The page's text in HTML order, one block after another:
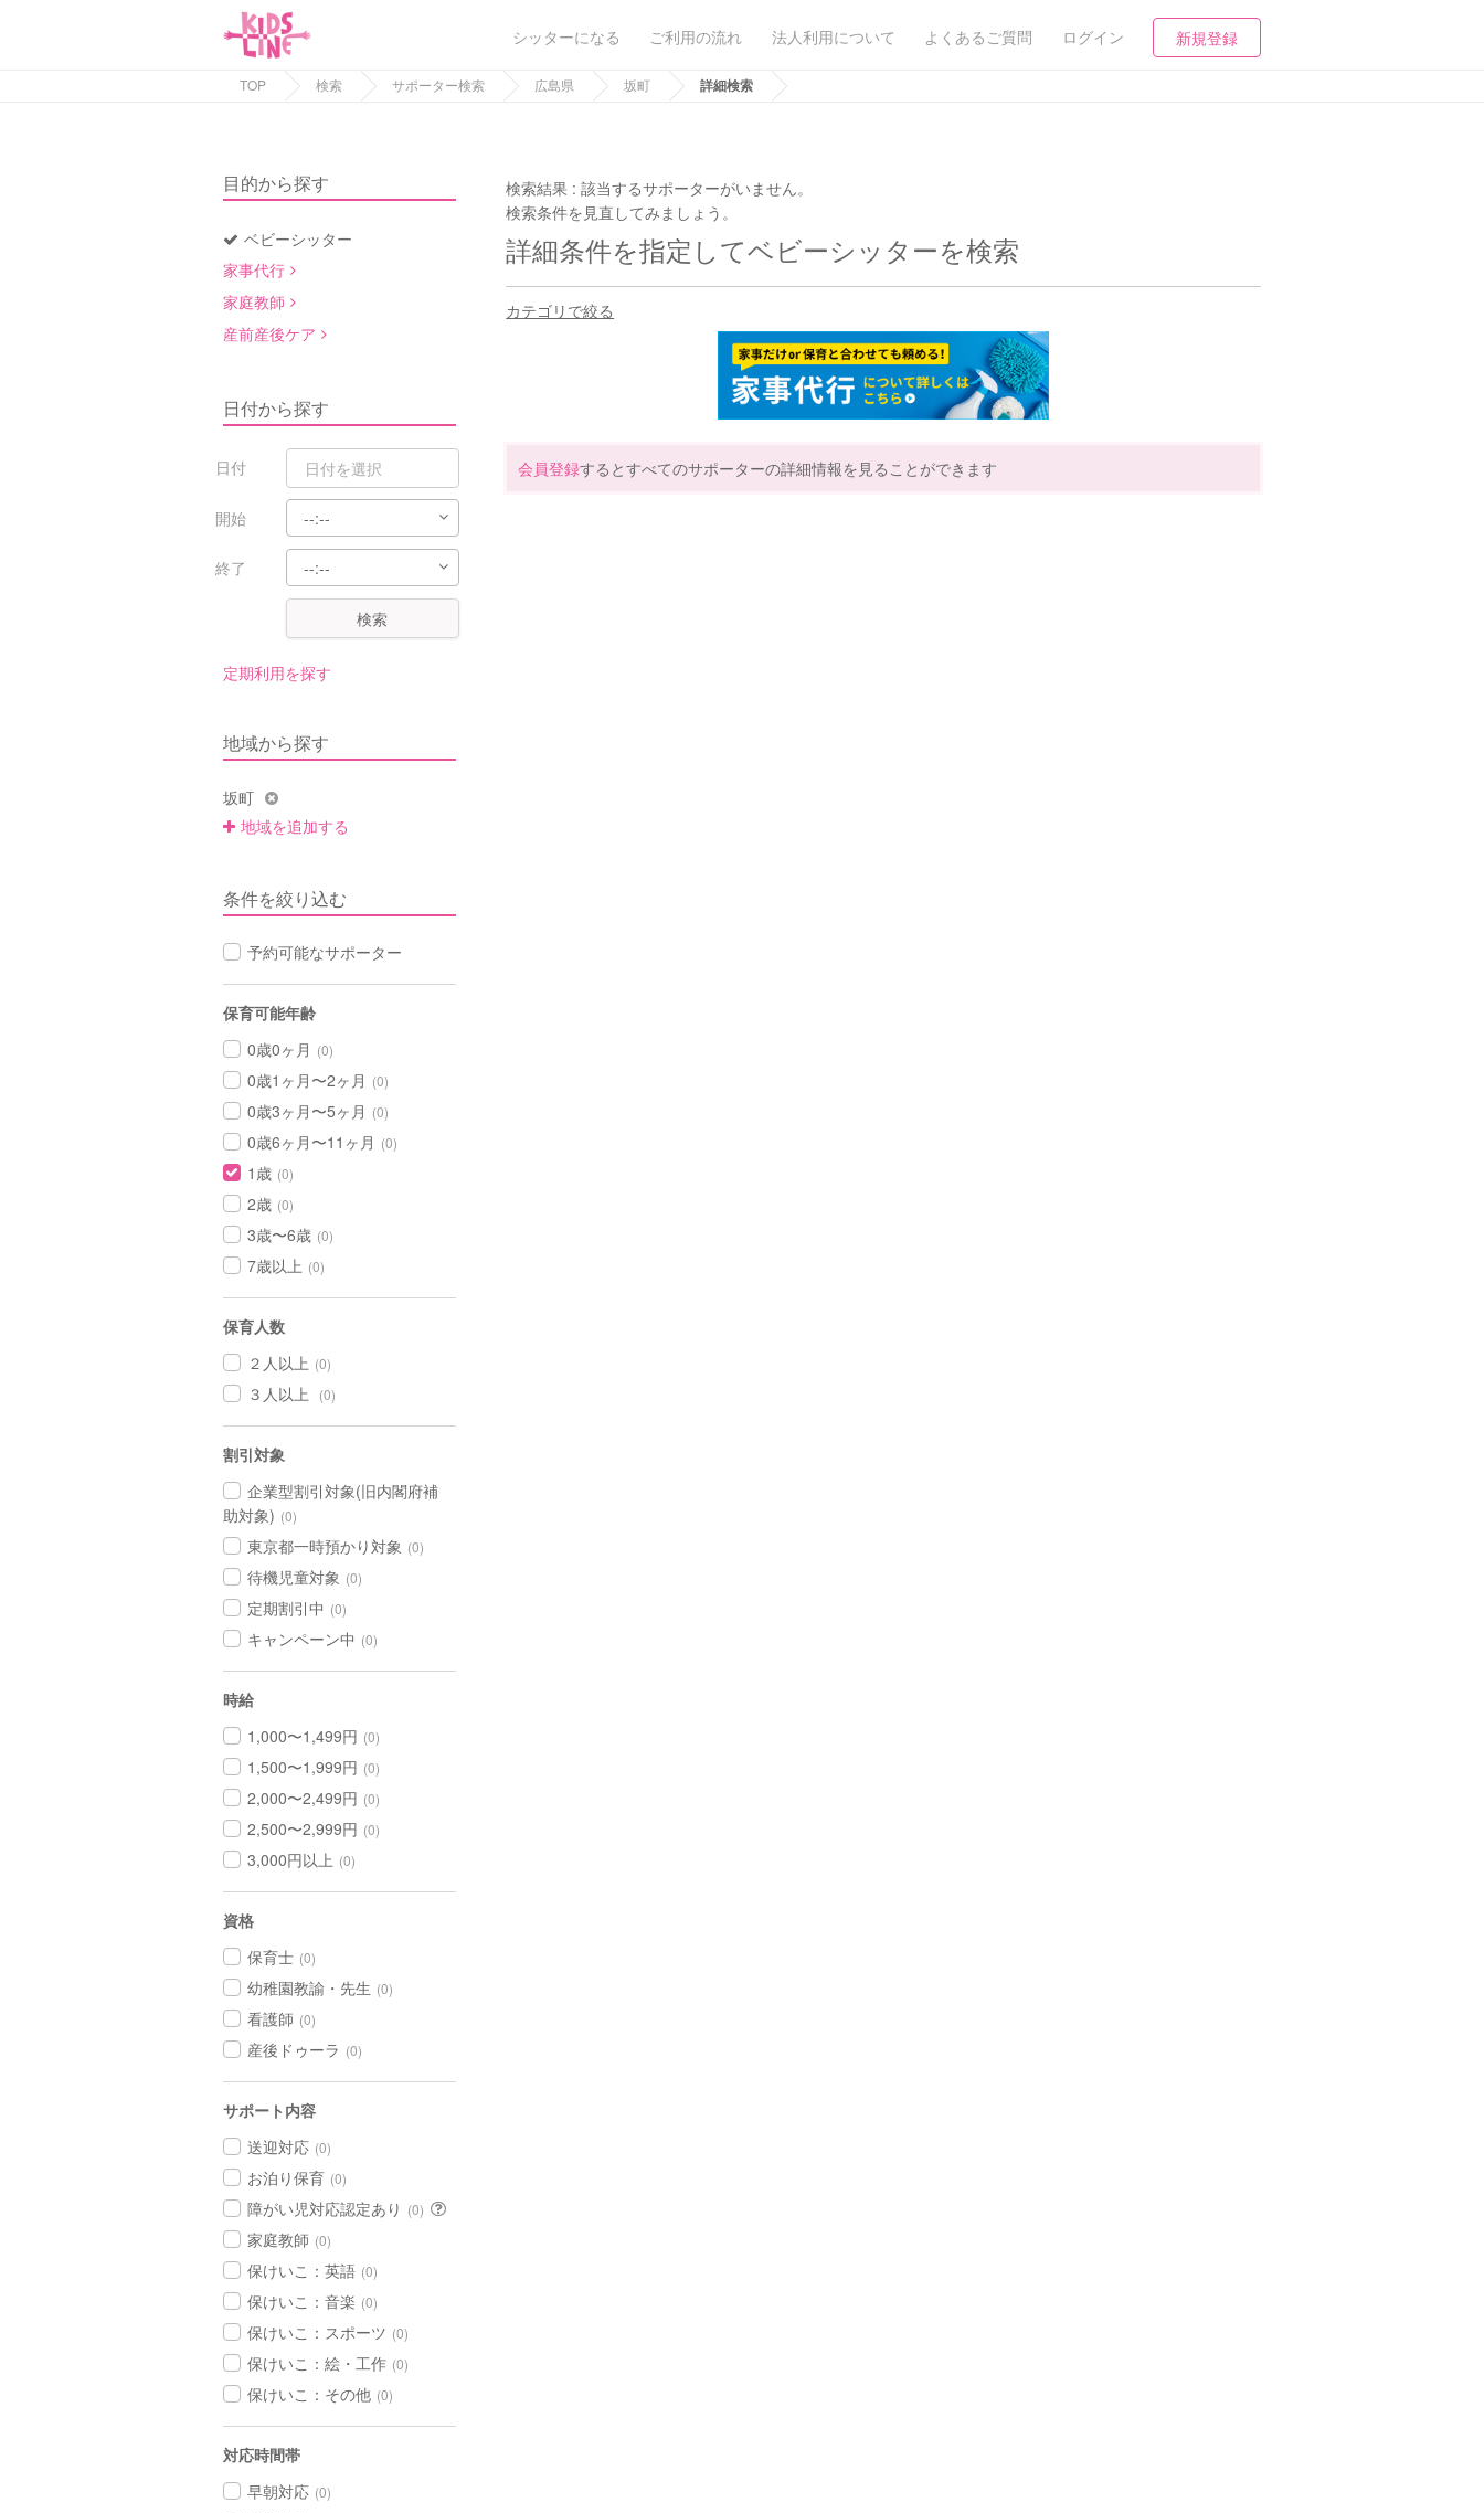
シッターになる ご利用の流れ 法人利用について よくあるご質問 ログイン 新規登録
TOP 検索 サポーター検索 広島県 坂町 詳細検索
目的から探す
ベビーシッター
家事代行
家庭教師
産前産後ケア
日付から探す
日付
開始
終了
検索
定期利用を探す
地域から探す
坂町
地域を追加する
条件を絞り込む
予約可能なサポーター
保育可能年齢
0歳0ヶ月 (0)
0歳1ヶ月〜2ヶ月 (0)
0歳3ヶ月〜5ヶ月 (0)
0歳6ヶ月〜11ヶ月 (0)
1歳 (0)
2歳 (0)
3歳〜6歳 (0)
7歳以上 (0)
保育人数
２人以上 (0)
３人以上 (0)
割引対象
企業型割引対象(旧内閣府補
助対象) (0)
東京都一時預かり対象 (0)
待機児童対象 (0)
定期割引中 (0)
キャンペーン中 (0)
時給
1,000〜1,499円 (0)
1,500〜1,999円 (0)
2,000〜2,499円 (0)
2,500〜2,999円 (0)
3,000円以上 (0)
資格
保育士 (0)
幼稚園教諭・先生 (0)
看護師 (0)
産後ドゥーラ (0)
サポート内容
送迎対応 (0)
お泊り保育 (0)
障がい児対応認定あり (0)
家庭教師 (0)
保けいこ：英語 (0)
保けいこ：音楽 (0)
保けいこ：スポーツ (0)
保けいこ：絵・工作 (0)
保けいこ：その他 (0)
対応時間帯
早朝対応 (0)
検索結果 :該当するサポーターがいません。
検索条件を見直してみましょう。
詳細条件を指定してベビーシッターを検索
カテゴリで絞る
会員登録するとすべてのサポーターの詳細情報を見ることができます